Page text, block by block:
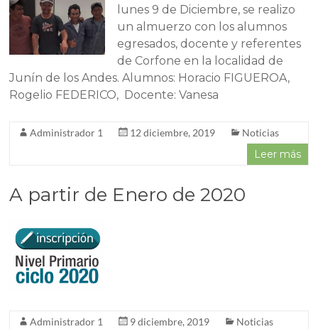
lunes 9 de Diciembre, se realizo
un almuerzo con los alumnos
egresados, docente y referentes
de Corfone en la localidad de
Junín de los Andes. Alumnos: Horacio FIGUEROA,
Rogelio FEDERICO, Docente: Vanesa
Administrador 1 12 diciembre, 2019 Noticias
Leer más
A partir de Enero de 2020
Administrador 1 9 diciembre, 2019 Noticias